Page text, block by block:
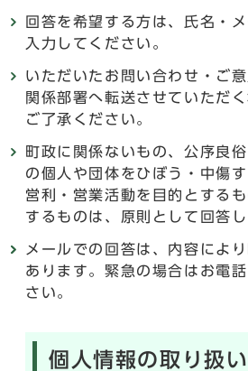
回答を希望する方は、氏名・
入力してください。
いただいたお問い合わせ・ご
関係部署へ転送させていただ
ご了承ください。
町政に関係ないもの、公序良
の個人や団体をひぼう・中傷
営利・営業活動を目的とする
するものは、原則として回答し
メールでの回答は、内容によ
あります。緊急の場合はお電
さい。
個人情報の取り扱